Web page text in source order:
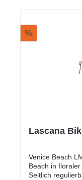
%
Lascana
Venice Beach
Beach in
Seitlich